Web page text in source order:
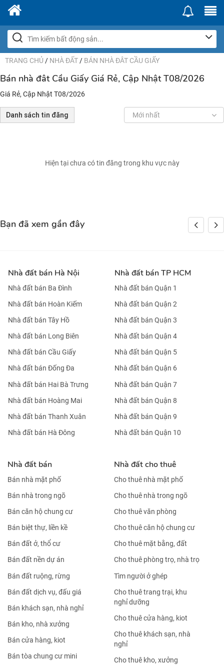
TRANG CHỦ / NHÀ ĐẤT / BÁN NHÀ ĐÂT CẦU GIẤY
Bán nhà đât Cầu Giấy Giá Rẻ, Cập Nhật T08/2026
Giá Rẻ, Cập Nhật T08/2026
Danh sách tin đăng Mới nhất
Hiện tại chưa có tin đăng trong khu vực này
Bạn đã xem gần đây
Nhà đất bán Hà Nội
Nhà đất bán Ba Đình
Nhà đất bán Hoàn Kiếm
Nhà đất bán Tây Hồ
Nhà đất bán Long Biên
Nhà đất bán Cầu Giấy
Nhà đất bán Đống Đa
Nhà đất bán Hai Bà Trưng
Nhà đất bán Hoàng Mai
Nhà đất bán Thanh Xuân
Nhà đất bán Hà Đông
Nhà đất bán TP HCM
Nhà đất bán Quận 1
Nhà đất bán Quận 2
Nhà đất bán Quận 3
Nhà đất bán Quận 4
Nhà đất bán Quận 5
Nhà đất bán Quận 6
Nhà đất bán Quận 7
Nhà đất bán Quận 8
Nhà đất bán Quận 9
Nhà đất bán Quận 10
Nhà đất bán
Bán nhà mặt phố
Bán nhà trong ngõ
Bán căn hộ chung cư
Bán biệt thự, liền kề
Bán đất ở, thổ cư
Bán đất nền dự án
Bán đất ruộng, rừng
Bán đất dịch vụ, đấu giá
Bán khách sạn, nhà nghỉ
Bán kho, nhà xưởng
Bán cửa hàng, kiot
Bán tòa chung cư mini
Nhà đất cho thuê
Cho thuê nhà mặt phố
Cho thuê nhà trong ngõ
Cho thuê văn phòng
Cho thuê căn hộ chung cư
Cho thuê mặt bằng, đất
Cho thuê phòng trọ, nhà trọ
Tìm người ở ghép
Cho thuê trang trại, khu
nghỉ dưỡng
Cho thuê cửa hàng, kiot
Cho thuê khách sạn, nhà
nghỉ
Cho thuê kho, xưởng